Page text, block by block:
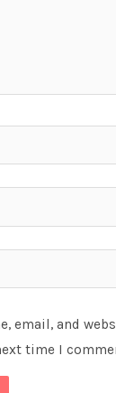
email, and
time I